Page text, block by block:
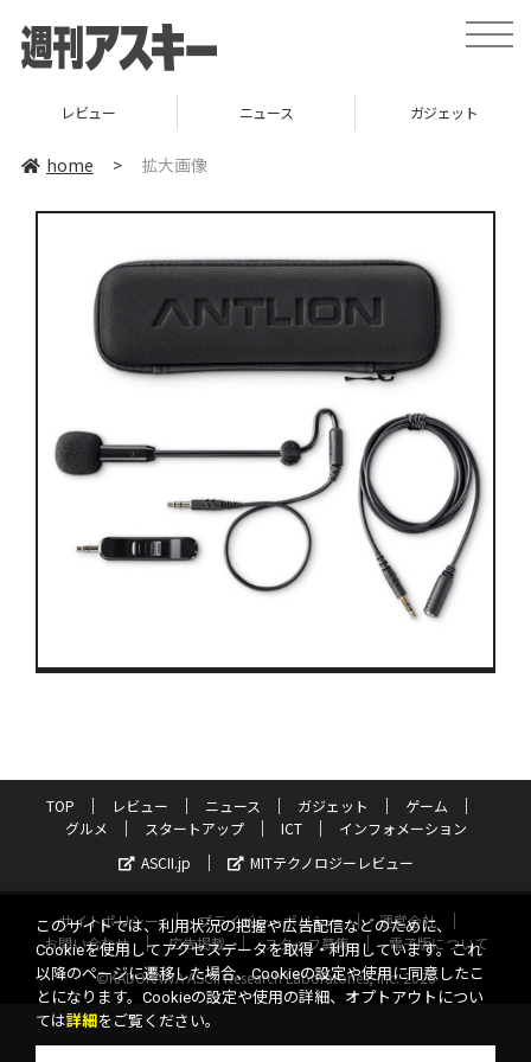
toggle
レビュー ニュース ガジェット
home > 拡大画像
TOP レビュー ニュース ガジェット
ゲーム
グルメ
スタートアップ ICT
インフォメーション
ASCII.jp
MITテクノロジーレビュー
サイトポリシー プライバシーポリシー
運営会社
お問い合わせ
広告掲載 スタッフ募集
電子版について
©KADOKAWA ASCII Research Laboratories, Inc. 2026
このサイトでは、利用状況の把握や広告配信などのために、
Cookieを使用してアクセスデータを取得・利用しています。これ
以降のページに遷移した場合、Cookieの設定や使用に同意したこ
とになります。Cookieの設定や使用の詳細、オプトアウトについ
ては詳細 をご覧ください。